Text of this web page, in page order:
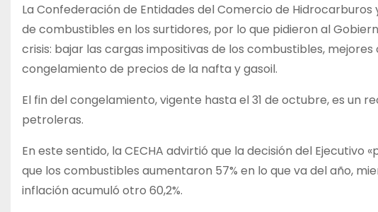
La Confederación de Entidades del Comercio de
de combustibles en los surtidores, por lo que pidieron al
crisis: bajar las cargas impositivas de los combustibles,
congelamiento de precios de la nafta y gasoil.
El fin del congelamiento, vigente hasta el 31 de octubre, es un
petroleras.
En este sentido, la CECHA advirtió que la decisión del
que los combustibles aumentaron 57% en lo que va del año,
inflación acumuló otro 60,2%.